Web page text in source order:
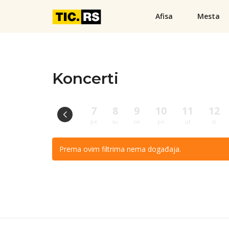
Afisa Mesta
Koncerti
7
pe
8
su
9
ne
10
po
11
ut
12
sr
Prema ovim filtrima nema događaja.